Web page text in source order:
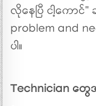
လိုနေပြီ ငါ့ကောင်
problem and
ပါ။
Technician တွ